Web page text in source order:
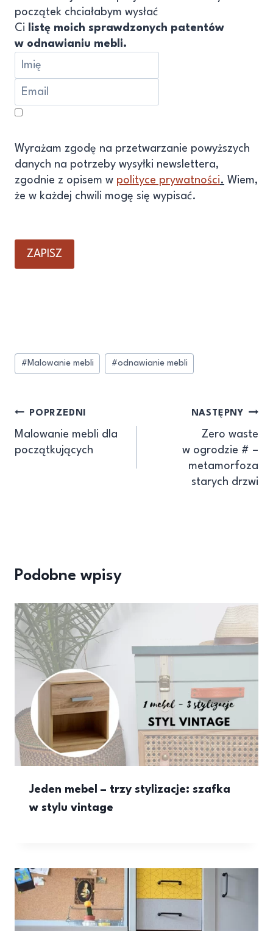
początek chciałabym wysłać
Ci
listę moich sprawdzonych patentów
w odnawianiu mebli.
Wyrażam zgodę na przetwarzanie powyższych
danych na potrzeby wysyłki newslettera,
zgodnie z opisem w polityce prywatności. Wiem,
że w każdej chwili mogę się wypisać.
ZAPISZ
#Malowanie mebli #odnawianie mebli
POPRZEDNI
Malowanie mebli dla
początkujących
NASTĘPNY
Zero waste
w ogrodzie # –
metamorfoza
starych drzwi
Podobne wpisy
Jeden mebel – trzy stylizacje: szafka
w stylu vintage